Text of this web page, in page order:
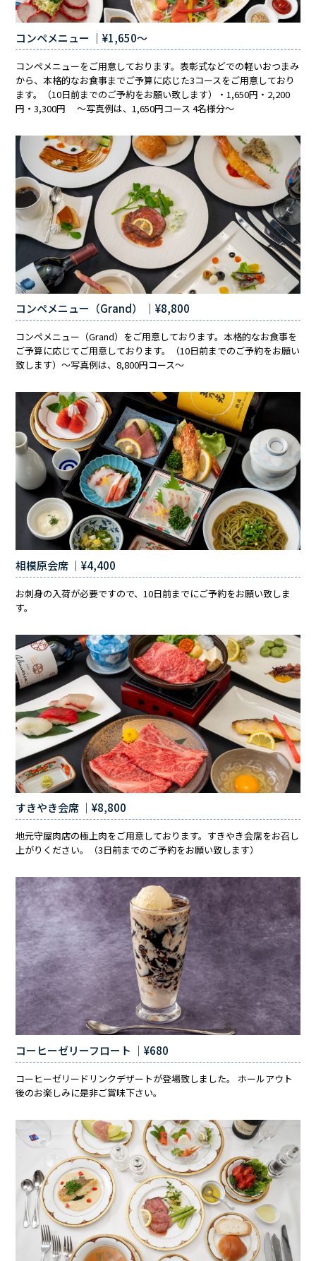
コンペメニュー ｜¥1,650～
コンペメニューをご用意しております。表彰式などでの軽いおつまみ
から、本格的なお食事までご予算に応じた3コースをご用意しており
ます。（10日前までのご予約をお願い致します）・1,650円・2,200
円・3,300円 ～写真例は、1,650円コース 4名様分～
コンペメニュー（Grand） ｜¥8,800
コンペメニュー（Grand）をご用意しております。本格的なお食事を
ご予算に応じてご用意しております。（10日前までのご予約をお願い
致します）〜写真例は、8,800円コース〜
相模原会席 ｜¥4,400
お刺身の入荷が必要ですので、10日前までにご予約をお願い致しま
す。
すきやき会席 ｜¥8,800
地元守屋肉店の極上肉をご用意しております。すきやき会席をお召し
上がりください。（3日前までのご予約をお願い致します）
コーヒーゼリーフロート ｜¥680
コーヒーゼリードリンクデザートが登場致しました。 ホールアウト
後のお楽しみに是非ご賞味下さい。